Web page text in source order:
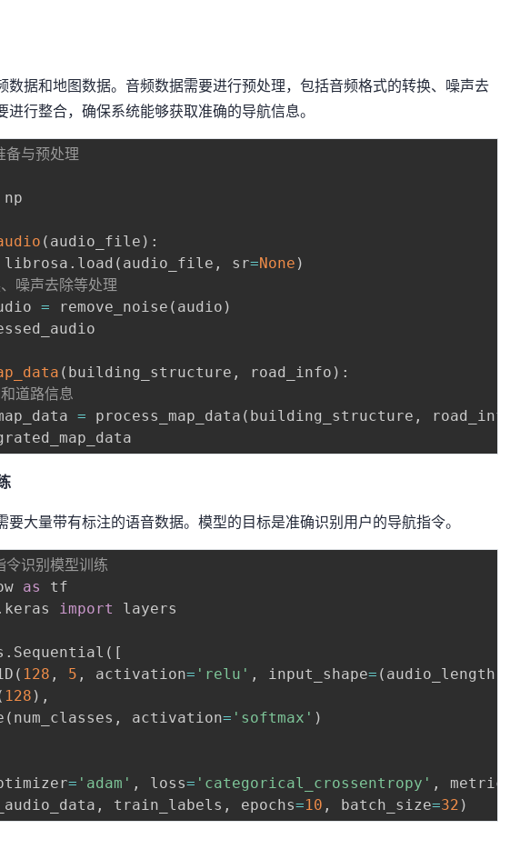
数据和地图数据。音频数据需要进行预处理，包括音频格式的转换、噪声去
进行整合，确保系统能够获取准确的导航信息。
与预处理
np
( audio_file ) :
librosa . load ( audio_file , sr=None )
噪声去除等处理
= remove_noise ( audio )
( building_structure , road_info ) :
道路信息
= process_map_data ( building_structure , road_info
要大量带有标注的语音数据。模型的目标是准确识别用户的导航指令。
识别模型训练
as
keras import layers
. Sequential ( [
( 128 , 5 , activation= 'relu' , input_shape= ( audio_length
128 ) ,
( num_classes , activation= 'softmax' )
= 'adam' , loss= 'categorical_crossentropy' , metrics
, train_labels , epochs=10 , batch_size=32 )